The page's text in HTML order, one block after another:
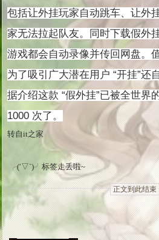
包括让外挂玩家自动跳车、让外
家无法拉起队友。同时下载假外
游戏都会自动录像并传回网盘。
为了吸引广大潜在用户 “开挂”还
据介绍这款 “假外挂”已被全世界
1000 次了。
转自it之家
╭(′▽`)╯标签走丢啦~
正文到此结束